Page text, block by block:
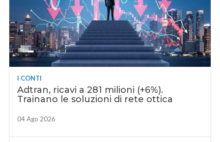
I CONTI
Adtran, ricavi a 281 milioni (+6%).
Trainano le soluzioni di rete ottica
04 Ago 2026